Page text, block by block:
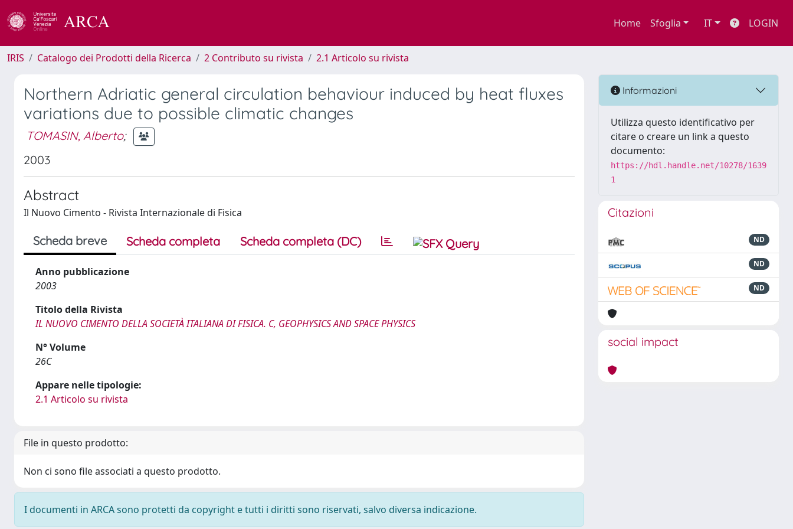
Home Sfoglia IT LOGIN
IRIS Catalogo dei Prodotti della Ricerca 2 Contributo su rivista 2.1 Articolo su rivista
Northern Adriatic general circulation behaviour induced by heat fluxes
variations due to possible climatic changes
TOMASIN, Alberto;
2003
Abstract
Il Nuovo Cimento - Rivista Internazionale di Fisica
Scheda breve Scheda completa Scheda completa (DC)
Anno pubblicazione
2003
Titolo della Rivista
IL NUOVO CIMENTO DELLA SOCIETÀ ITALIANA DI FISICA. C, GEOPHYSICS AND SPACE PHYSICS
N° Volume
26C
Appare nelle tipologie:
2.1 Articolo su rivista
File in questo prodotto:
Non ci sono file associati a questo prodotto.
I documenti in ARCA sono protetti da copyright e tutti i diritti sono riservati, salvo diversa indicazione.
Informazioni
Utilizza questo identificativo per
citare o creare un link a questo
documento:
https://hdl.handle.net/10278/1639
1
Citazioni
ND
ND
ND
social impact